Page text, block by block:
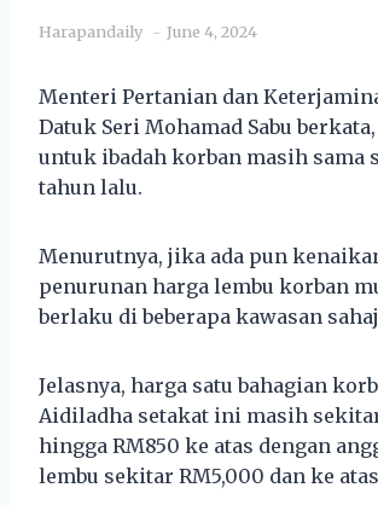
Harapandaily June 4, 2024
Menteri Pertanian dan
Datuk Seri Mohamad Sabu
untuk ibadah korban masih sama
tahun lalu.
Menurutnya, jika ada pun
penurunan harga lembu korban
berlaku di beberapa kawasan
Jelasnya, harga satu bahagian
Aidiladha setakat ini masih
hingga RM850 ke atas dengan
lembu sekitar RM5,000 dan ke